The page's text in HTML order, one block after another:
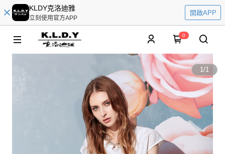
KLDY克洛迪雅
立刻使用官方APP
開啟APP
0
1/1